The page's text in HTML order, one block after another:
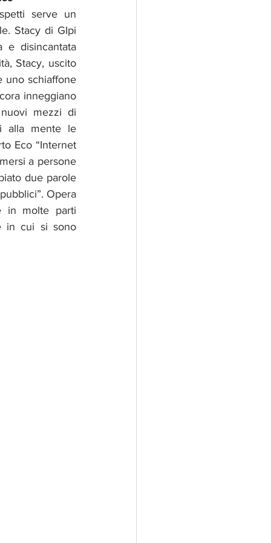
serve un
Stacy di GIpi
e disincantata
Stacy, uscito
uno schiaffone
inneggiano
mezzi di
alla mente le
Eco “Internet
a persone
due parole
Opera
in molte parti
in cui si sono